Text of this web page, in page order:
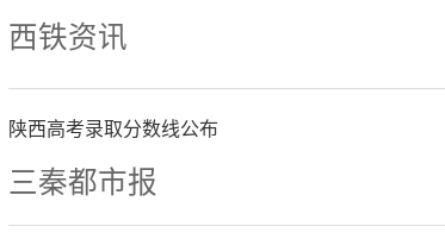
西铁资讯
陕西高考录取分数线公布
三秦都市报